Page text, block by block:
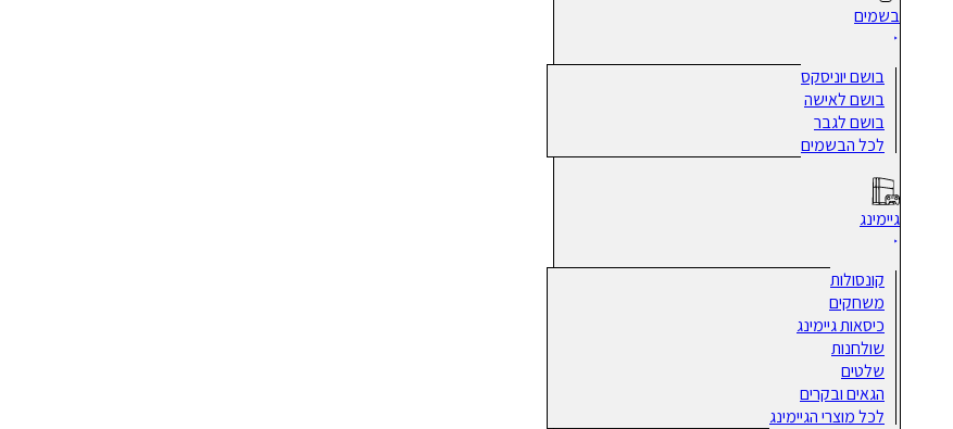
בשמים
בושם יוניסקס
בושם לאישה
בושם לגבר
לכל הבשמים
גיימינג
קונסולות
משחקים
כיסאות גיימינג
שולחנות
שלטים
הגאים ובקרים
לכל מוצרי הגיימינג